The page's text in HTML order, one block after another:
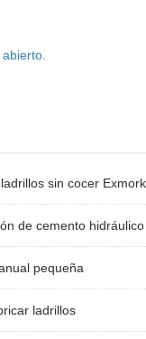
sin cocer Exmork
de cemento
pequeña
ladrillos